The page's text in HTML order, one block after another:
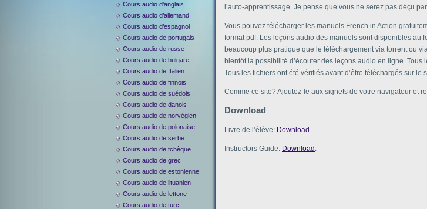
l’auto-apprentissage. Je pense que vous ne serez pas déçu
Vous pouvez télécharger les manuels French in Action
format pdf. Les leçons audio des manuels sont disponibles au
beaucoup plus pratique que le téléchargement via torrent ou
bientôt la possibilité d’écouter des leçons audio en ligne. Tous
Tous les fichiers ont été vérifiés avant d’être téléchargés sur le
Comme ce site? Ajoutez-le aux signets de votre navigateur et
Download
Livre de l’élève: Download.
Instructors Guide: Download.
Cours audio d’anglais
Cours audio d’allemand
Cours audio d’espagnol
Cours audio de portugais
Cours audio de russe
Cours audio de bulgare
Cours audio de Italien
Cours audio de finnois
Cours audio de suédois
Cours audio de danois
Cours audio de norvégien
Cours audio de polonaise
Cours audio de serbe
Cours audio de tchèque
Cours audio de grec
Cours audio de estonienne
Cours audio de lituanien
Cours audio de lettone
Cours audio de turc